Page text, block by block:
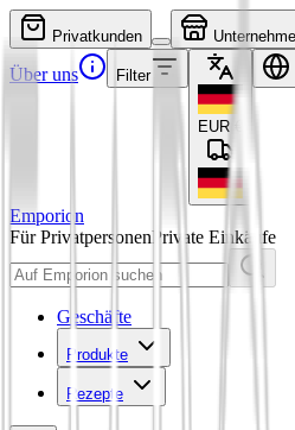
Privatkunden
Über uns Filter
EUR
Emporion
Für PrivatpersonenPrivate Einkäufe
Geschäfte
Produkte
Rezepte